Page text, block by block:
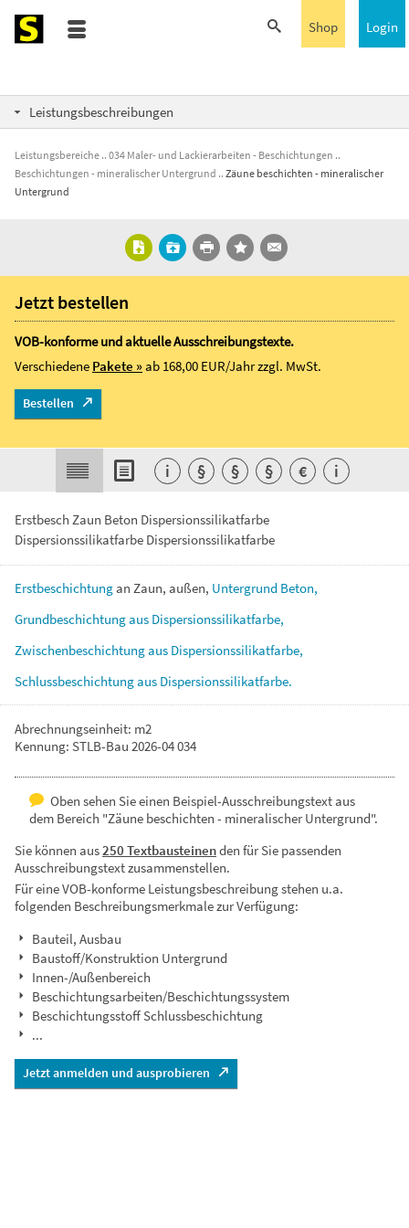
Login
Shop
Leistungsbeschreibungen
Leistungsbereiche
034 Maler- und Lackierarbeiten - Beschichtungen
Beschichtungen - mineralischer Untergrund
Zäune beschichten - mineralischer
Untergrund
Erstbesch Zaun Beton Dispersionssilikatfarbe
Dispersionssilikatfarbe Dispersionssilikatfarbe
Erstbeschichtungan Zaun, außen, Untergrund Beton,
Grundbeschichtungaus Dispersionssilikatfarbe,
Zwischenbeschichtungaus Dispersionssilikatfarbe,
Schlussbeschichtungaus Dispersionssilikatfarbe.
Abrechnungseinheit: m2
Kennung: STLB-Bau 2026-04 034
Oben sehen Sie einen Beispiel-Ausschreibungstext aus
dem Bereich "Zäune beschichten - mineralischer Untergrund".
Sie können aus250 Textbausteinenden für Sie passenden
Ausschreibungstext zusammenstellen.
Für eine VOB-konforme Leistungsbeschreibung stehen u.a.
folgenden Beschreibungsmerkmale zur Verfügung:
Bauteil, Ausbau
Baustoff/Konstruktion Untergrund
Innen-/Außenbereich
Beschichtungsarbeiten/Beschichtungssystem
Beschichtungsstoff Schlussbeschichtung
...
Jetzt anmelden und ausprobieren
Jetzt bestellen
VOB-konforme und aktuelle Ausschreibungstexte.
Verschiedene Pakete »ab 168,00 EUR/Jahrzzgl. MwSt.
Bestellen
i § § § € i